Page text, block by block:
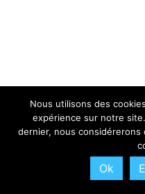
Nous utilisons des
expérience sur notre
dernier, nous
Ok